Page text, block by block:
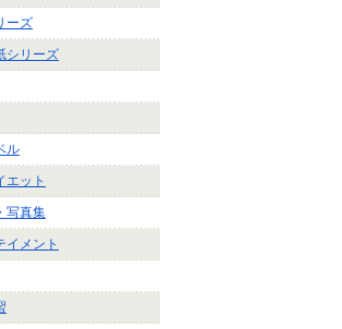
ーズ
シリーズ
ル
エット
写真集
イメント